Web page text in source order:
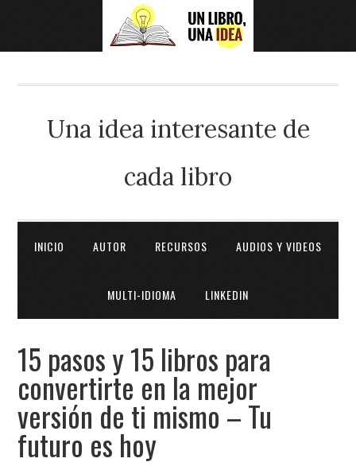
Una idea interesante de
cada libro
INICIO AUTOR RECURSOS AUDIOS Y VIDEOS
MULTI-IDIOMA LINKEDIN
15 pasos y 15 libros para
convertirte en la mejor
versión de ti mismo – Tu
futuro es hoy